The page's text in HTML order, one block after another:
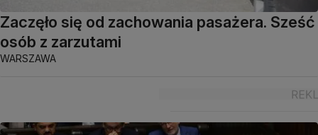
Zaczęło się od zachowania pasażera. Sześć
osób z zarzutami
WARSZAWA